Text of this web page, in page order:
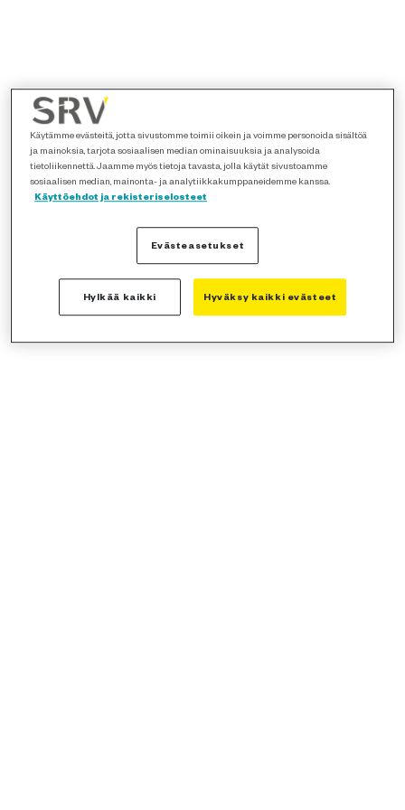
Käytämme evästeitä, jotta sivustomme toimii oikein ja voimme personoida sisältöä
ja mainoksia, tarjota sosiaalisen median ominaisuuksia ja analysoida
tietoliikennettä. Jaamme myös tietoja tavasta, jolla käytät sivustoamme
sosiaalisen median, mainonta- ja analytiikkakumppaneidemme kanssa.
Käyttöehdot ja rekisteriselosteet
Evästeasetukset
Hylkää kaikki Hyväksy kaikki evästeet